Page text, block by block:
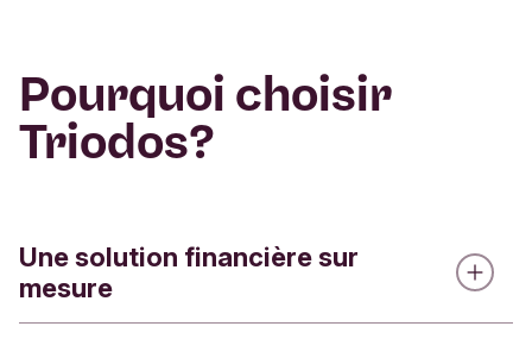
Pourquoi choisir
Triodos?
Une solution financière sur
mesure